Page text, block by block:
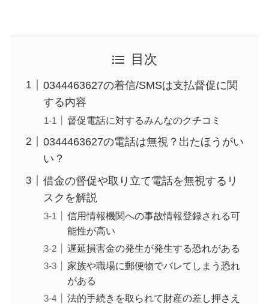
目次
0344463627の着信/SMSは支払督促に関
する内容
督促電話に対するみんなのクチコミ
0344463627の電話は無視？出たほうがい
い？
借金の督促や取り立て電話を無視するリ
スクを解説
信用情報機関への事故情報登録される可
能性が高い
遅延損害金の発生が発生する恐れがある
家族や職場に郵便物でバレてしまう恐れ
がある
法的手続きを取られて財産の差し押さえ